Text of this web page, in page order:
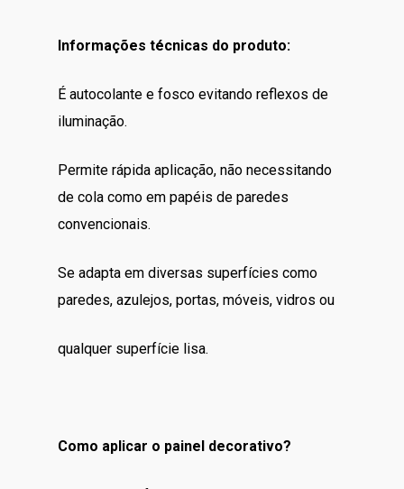
Informações técnicas do produto:
É autocolante e fosco evitando reflexos de
iluminação.
Permite rápida aplicação, não necessitando
de cola como em papéis de paredes
convencionais.
Se adapta em diversas superfícies como
paredes, azulejos, portas, móveis, vidros ou
qualquer superfície lisa.
Como aplicar o painel decorativo?